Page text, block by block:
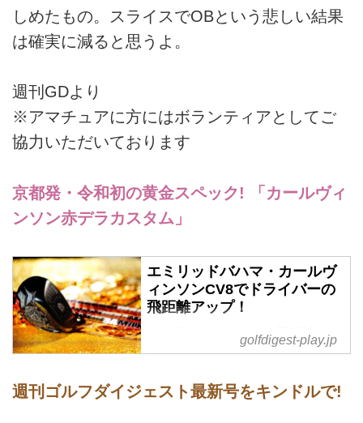
しめたもの。スライスでOBという悲しい結果
は確実に減ると思うよ。
週刊GDより
※アマチュアに方にはボランティアとしてご
協力いただいております
京都発・令和初の黄金スペック! 「カールヴィ
ンソン赤デラカスタム」
エミリッドバハマ・カールヴ
ィンソンCV8でドライバーの
飛距離アップ！
京都発・ドライバーの飛距離アッ
プと噂の「エミリッドバハマ カ
ラマックス」の秘密を紹介。
golfdigest-play.jp
週刊ゴルフダイジェスト最新号をキンドルで!